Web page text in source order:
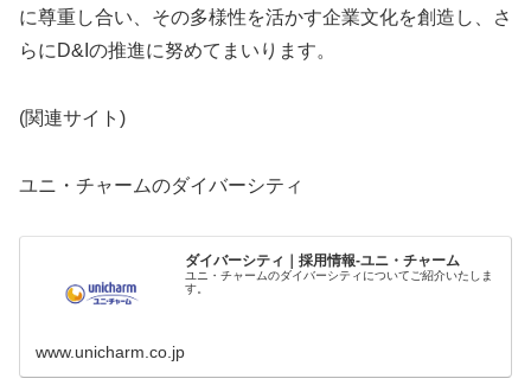
に尊重し合い、その多様性を活かす企業文化を創造し、さ
らにD&Iの推進に努めてまいります。
(関連サイト)
ユニ・チャームのダイバーシティ
ダイバーシティ｜採用情報-ユニ・チャーム
ユニ・チャームのダイバーシティについてご紹介いたしま
す。
www.unicharm.co.jp